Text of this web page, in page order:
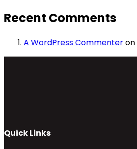
Recent Comments
A WordPress Commenteron
Quick Links